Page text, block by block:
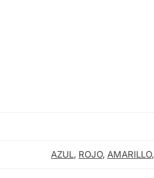
AZUL, ROJO, AMARILLO,